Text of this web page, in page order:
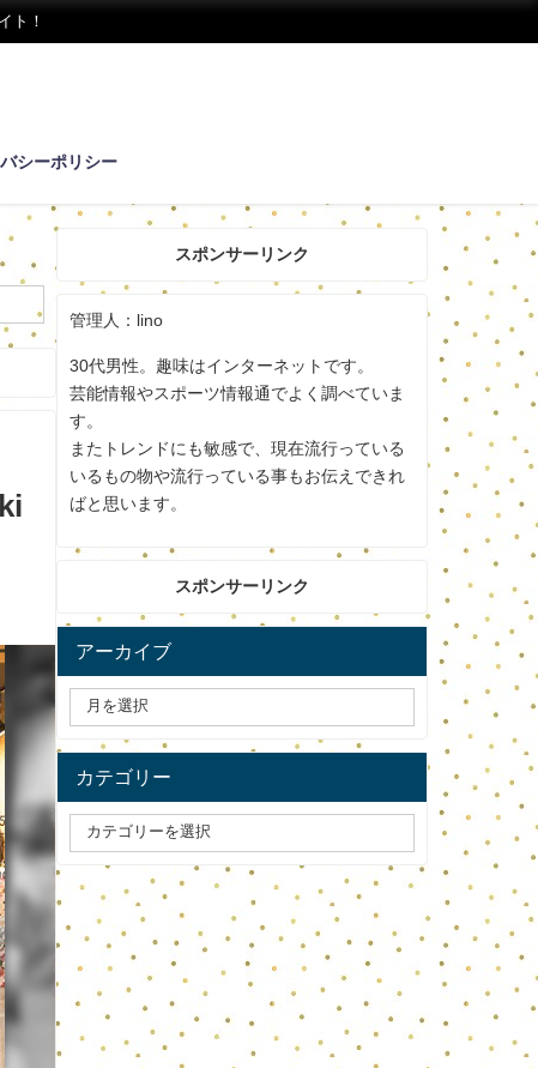
ト！
シーポリシー
スポンサーリンク
管理人：lino
30代男性。趣味はインターネットです。
芸能情報やスポーツ情報通でよく調べていま
す。
またトレンドにも敏感で、現在流行っている
いるもの物や流行っている事もお伝えできれ
ばと思います。
スポンサーリンク
アーカイブ
カテゴリー